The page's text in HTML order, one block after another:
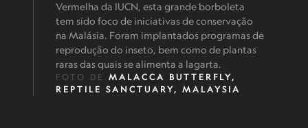
Vermelha da IUCN, esta grande borboleta
tem sido foco de iniciativas de conservação
na Malásia. Foram implantados programas de
reprodução do inseto, bem como de plantas
raras das quais se alimenta a lagarta.
FOTO DE MALACCA BUTTERFLY,
REPTILE SANCTUARY, MALAYSIA